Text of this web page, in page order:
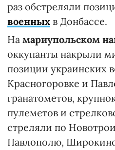
раз обстреляли
военных в Донбассе.
На мариупольском
оккупанты накрыли
позиции украинских
Красногоровке и
гранатометов,
пулеметов и
стреляли по
Павлополю,